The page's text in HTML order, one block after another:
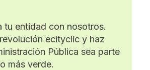
tu entidad con nosotros.
ecityclic y haz
Pública sea parte
más verde.